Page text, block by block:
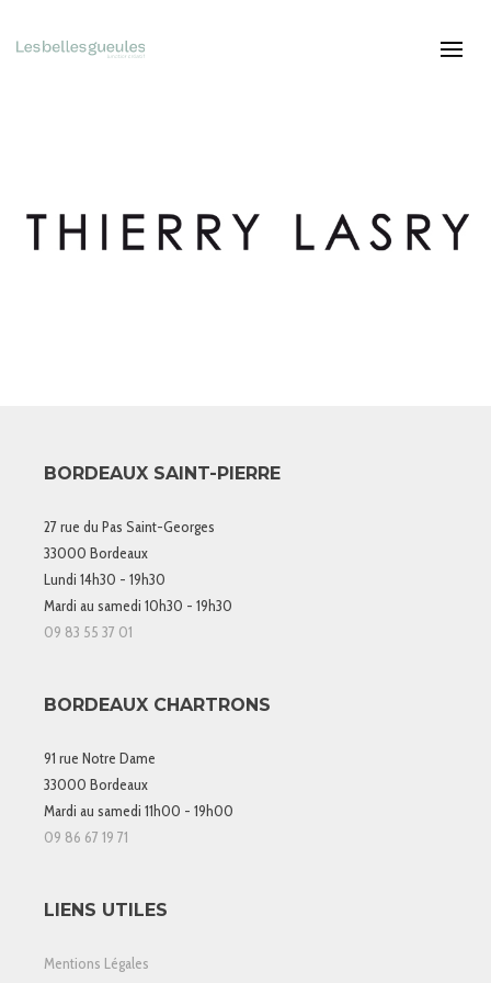
BORDEAUX SAINT-PIERRE
27 rue du Pas Saint-Georges
33000 Bordeaux
Lundi 14h30 - 19h30
Mardi au samedi 10h30 - 19h30
09 83 55 37 01
BORDEAUX CHARTRONS
91 rue Notre Dame
33000 Bordeaux
Mardi au samedi 11h00 - 19h00
09 86 67 19 71
LIENS UTILES
Mentions Légales